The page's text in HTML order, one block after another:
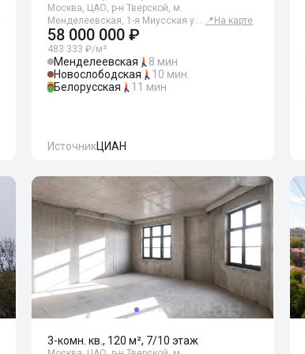
Москва, ЦАО, р-н Тверской, м.
Менделеевская, 1-я Миусская у… 📍 На карте
58 000 000 ₽
483 333 ₽/м²
Менделеевская
8 мин
Новослободская
10 мин
Белорусская
11 мин
ИсточникЦИАН
3-комн. кв., 120 м², 7/10 этаж